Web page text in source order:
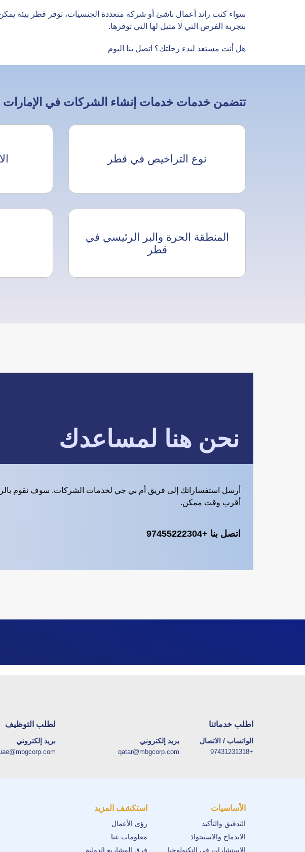
سواء كنت رائد أعمال ناشئ أو شركة متعددة الجنسيات، توفر قطر بيئة
بتجربة الفرص التي لا مثيل لها التي توفرها.
هل أنت مستعد لبدء رحلتك؟ اتصل بنا اليوم
تتضمن خدمات خدمات إنشاء الشركات في الإمارات
نوع التراخيص في قطر
المنطقة الحرة والبر الرئيسي في
قطر
نحن هنا لمساعدك
أرسل استفساراتك إلى فريق أم بي جي لخدمات الشركات. سوف نقوم
أقرب وقت ممكن.
اتصل بنا +97455222304
اطلب خدماتنا
الواتساب / الاتصال
+97431231318
بريد إلكتروني
qatar@mbgcorp.com
لطلب التوظيف
بريد إلكتروني
الأساسيات
التدقيق والتأكيد
الاندماج والاستحواذ
الإستشارات في التكنولوجيا
استكشف المزيد
رؤى الأعمال
معلومات عنا
فرق المشاريع الدولية